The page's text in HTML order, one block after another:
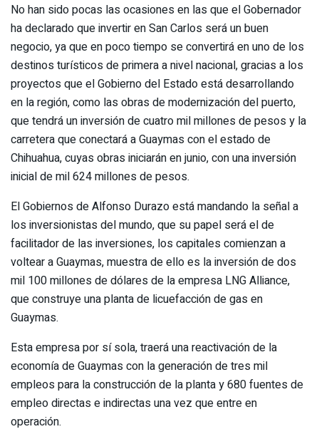
No han sido pocas las ocasiones en las que el Gobernador
ha declarado que invertir en San Carlos será un buen
negocio, ya que en poco tiempo se convertirá en uno de los
destinos turísticos de primera a nivel nacional, gracias a los
proyectos que el Gobierno del Estado está desarrollando
en la región, como las obras de modernización del puerto,
que tendrá un inversión de cuatro mil millones de pesos y la
carretera que conectará a Guaymas con el estado de
Chihuahua, cuyas obras iniciarán en junio, con una inversión
inicial de mil 624 millones de pesos.
El Gobiernos de Alfonso Durazo está mandando la señal a
los inversionistas del mundo, que su papel será el de
facilitador de las inversiones, los capitales comienzan a
voltear a Guaymas, muestra de ello es la inversión de dos
mil 100 millones de dólares de la empresa LNG Alliance,
que construye una planta de licuefacción de gas en
Guaymas.
Esta empresa por sí sola, traerá una reactivación de la
economía de Guaymas con la generación de tres mil
empleos para la construcción de la planta y 680 fuentes de
empleo directas e indirectas una vez que entre en
operación.